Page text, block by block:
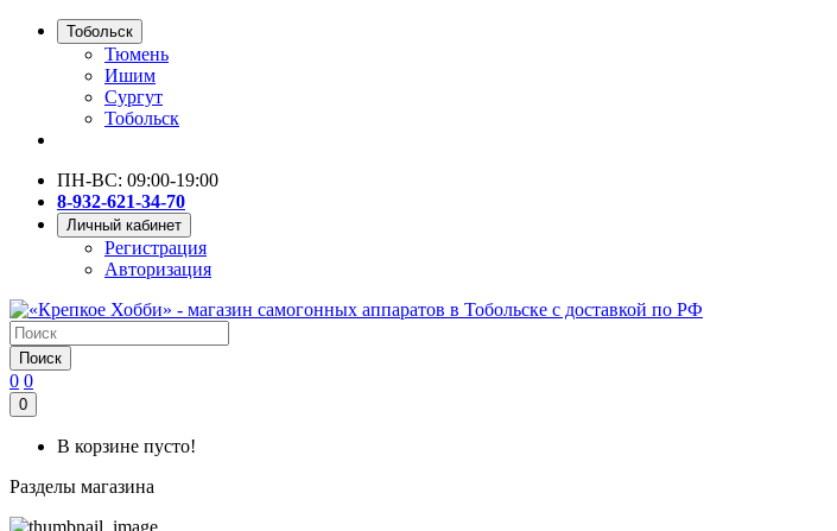
Тобольск
Тюмень
Ишим
Сургут
Тобольск
ПН-ВС: 09:00-19:00
8-932-621-34-70
Личный кабинет
Регистрация
Авторизация
Поиск
0 0
0
В корзине пусто!
Разделы магазина